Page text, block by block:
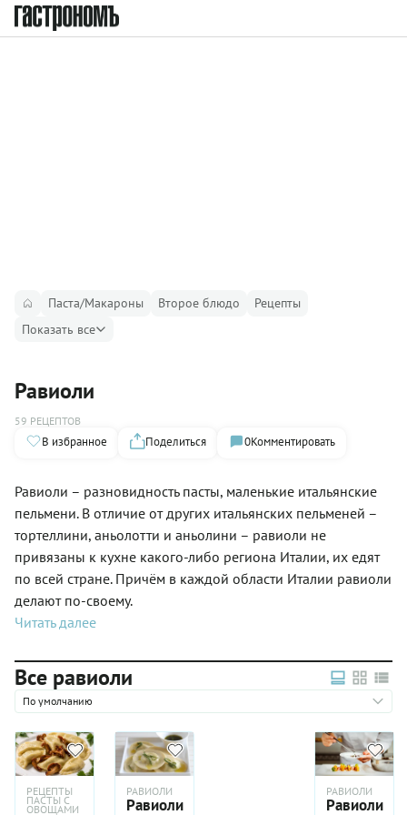
Паста/Макароны Второе блюдо
Рецепты
Показать все
Равиоли
59 РЕЦЕПТОВ
В избранное Поделиться 0Комментировать
Равиоли – разновидность пасты, маленькие итальянские
пельмени. В отличие от других итальянских пельменей –
тортеллини, аньолотти и аньолини – равиоли не
привязаны к кухне какого-либо региона Италии, их едят
по всей стране. Причём в каждой области Италии равиоли
делают по-своему.
Читать далее
Все равиоли
По умолчанию
РЕЦЕПТЫ
ПАСТЫ С
ОВОЩАМИ
РАВИОЛИ
Равиоли
РАВИОЛИ
Равиоли